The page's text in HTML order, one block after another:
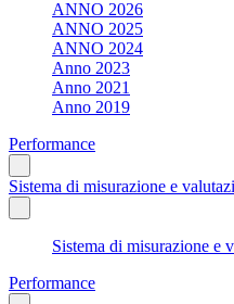
ANNO 2026
ANNO 2025
ANNO 2024
Anno 2023
Anno 2021
Anno 2019
Performance
Sistema di misurazione e
Sistema di misurazione e
Performance